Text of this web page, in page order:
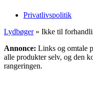
Privatlivspolitik
Lydbøger» Ikke til
Annonce: Links og omtale
alle produkter selv, og den
rangeringen.